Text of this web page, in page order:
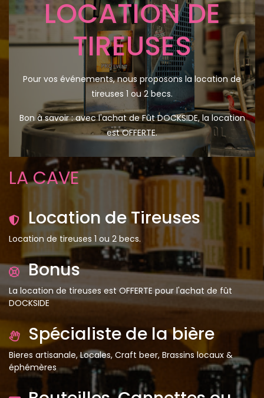
LA CAVE
Location de Tireuses
Location de tireuses 1 ou 2 becs.
Bonus
La location de tireuses est OFFERTE pour l'achat de fût
DOCKSIDE
Spécialiste de la bière
Bieres artisanale, Locales, Craft beer, Brassins locaux &
éphémères